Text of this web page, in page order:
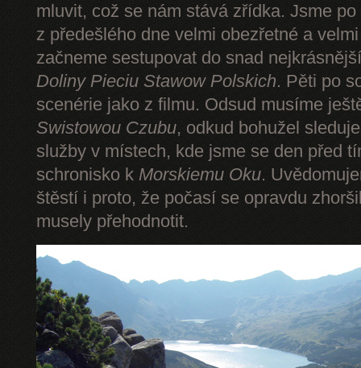
mluvit, což se nám stává zřídka. Jsme
z předešlého dne velmi obezřetné a
začneme sestupovat do snad
Doliny Pieciu Stawow Polskich. Pěti po
scenérie jako z filmu. Odsud musíme
Swistowou Czubu, odkud bohužel
služby v místech, kde jsme se den před
schronisko k Morskiemu Oku.
štěstí i proto, že počasí se opravdu
musely přehodnotit.